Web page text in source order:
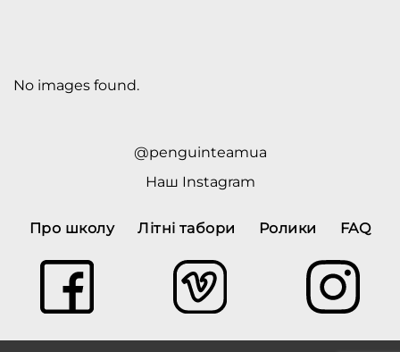
No images found.
@penguinteamua
Наш Instagram
Про школу Літні табори Ролики FAQ